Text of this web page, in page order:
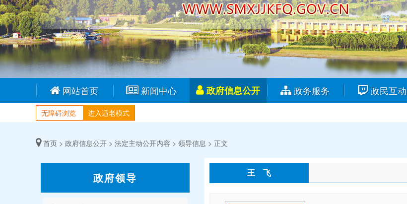
网站首页 新闻中心 政府信息公开 政务服务 政民互动
无障碍浏览 进入适老模式
首页 > 政府信息公开 > 法定主动公开内容 > 领导信息 > 正文
政府领导 王 飞